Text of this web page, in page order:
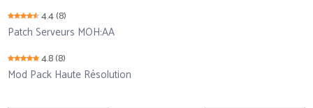
4.4(8)
Patch Serveurs MOH:AA
4.8(8)
Mod Pack Haute Résolution